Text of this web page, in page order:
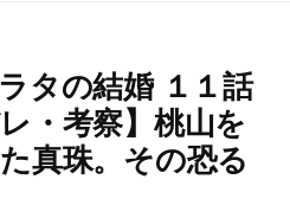
タの結婚 １１話
・考察】桃山を
真珠。その恐る